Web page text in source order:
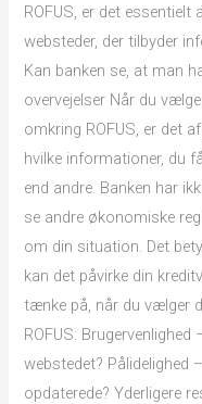
ROFUS, er det
websteder, der tilbyder
Kan banken se, at man
overvejelser Når du
omkring ROFUS, er det
hvilke informationer, du
end andre. Banken har
se andre økonomiske
om din situation. Det
kan det påvirke din
tænke på, når du vælger
ROFUS:
webstedet? Pålidelighed
opdaterede? Yderligere